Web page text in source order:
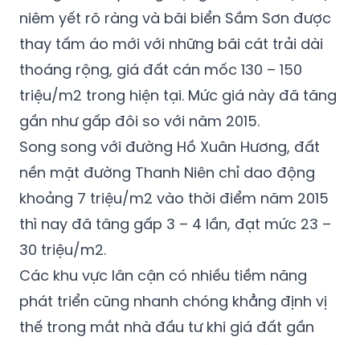
niêm yết rõ ràng và bãi biển Sầm Sơn được
thay tấm áo mới với những bãi cát trải dài
thoáng rộng, giá đất cán mốc 130 – 150
triệu/m2 trong hiện tại. Mức giá này đã tăng
gần như gấp đôi so với năm 2015.
Song song với đường Hồ Xuân Hương, đất
nền mặt đường Thanh Niên chỉ dao động
khoảng 7 triệu/m2 vào thời điểm năm 2015
thì nay đã tăng gấp 3 – 4 lần, đạt mức 23 –
30 triệu/m2.
Các khu vực lân cận có nhiều tiềm năng
phát triển cũng nhanh chóng khẳng định vị
thế trong mắt nhà đầu tư khi giá đất gần